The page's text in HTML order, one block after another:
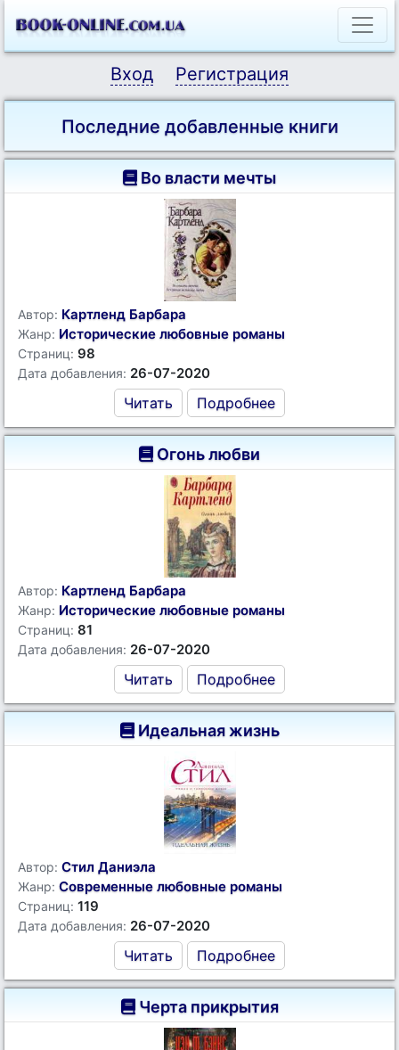
Вход Регистрация
Последние добавленные книги
Во власти мечты
Автор: Картленд Барбара
Жанр: Исторические любовные романы
Страниц: 98
Дата добавления: 26-07-2020
Читать Подробнее
Огонь любви
Автор: Картленд Барбара
Жанр: Исторические любовные романы
Страниц: 81
Дата добавления: 26-07-2020
Читать Подробнее
Идеальная жизнь
Автор: Стил Даниэла
Жанр: Современные любовные романы
Страниц: 119
Дата добавления: 26-07-2020
Читать Подробнее
Черта прикрытия